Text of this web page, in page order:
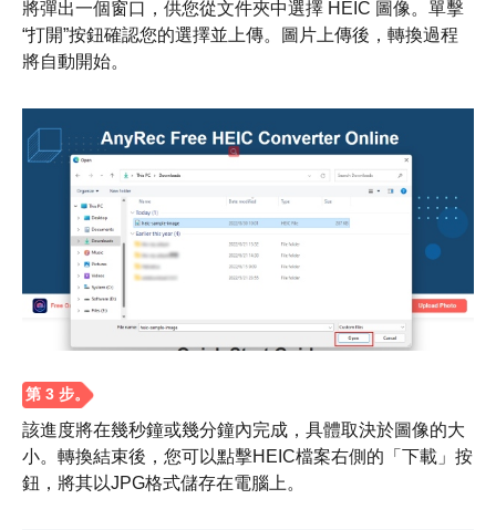
將彈出一個窗口，供您從文件夾中選擇 HEIC 圖像。單擊
“打開”按鈕確認您的選擇並上傳。圖片上傳後，轉換過程
將自動開始。
該進度將在幾秒鐘或幾分鐘內完成，具體取決於圖像的大
小。轉換結束後，您可以點擊HEIC檔案右側的「下載」按
鈕，將其以JPG格式儲存在電腦上。